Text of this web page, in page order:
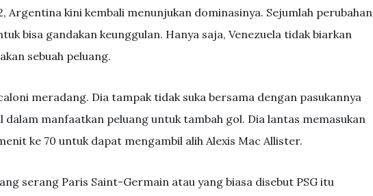
Argentina kini kembali menunjukan dominasinya. Sejumlah perubahan
bisa gandakan keunggulan. Hanya saja, Venezuela tidak biarkan
sebuah peluang.
meradang. Dia tampak tidak suka bersama dengan pasukannya
dalam manfaatkan peluang untuk tambah gol. Dia lantas memasukan
ke 70 untuk dapat mengambil alih Alexis Mac Allister.
serang Paris Saint-Germain atau yang biasa disebut PSG itu